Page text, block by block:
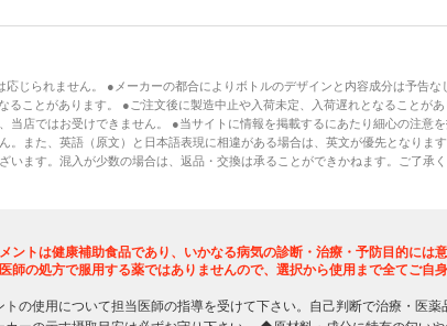
じられません。 ●メーカーの都合によりボトルのデザインと内容成分は予告な
ことがあります。 ●ご注文後に製造中止や入荷未定、入荷遅れとなることが
当店ではお受けできません。 ●当サイトに情報を掲載するにあたり細心の注意を
また、英語（原文）と日本語表現に相違がある場合は、英文が優先となりま
ます。混入が少数の場合は、返品・交換は承ることができかねます。ご了承く
ントは健康補助食品であり、いかなる病気の診断・治療・予防目的には
師の処方で服用する薬ではありませんので、選択から使用まで全てご自
の使用について担当医師の指導を受けて下さい。自己判断で治療・医